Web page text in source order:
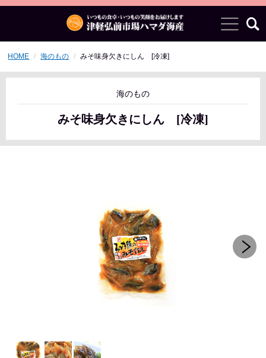
HOME 海のもの みそ味身欠きにしん [冷凍]
海のもの
みそ味身欠きにしん [冷凍]